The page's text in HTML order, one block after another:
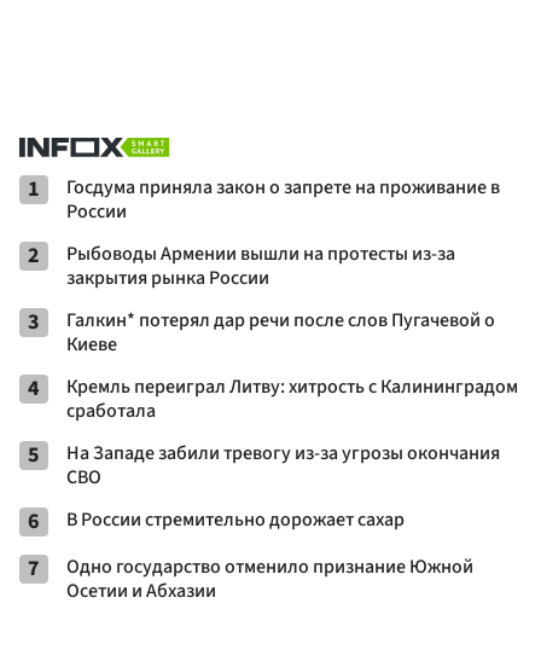
1
Госдума приняла закон о запрете на проживание в
России
2
Рыбоводы Армении вышли на протесты из-за
закрытия рынка России
3
Галкин* потерял дар речи после слов Пугачевой о
Киеве
4
Кремль переиграл Литву: хитрость с Калининградом
сработала
5
На Западе забили тревогу из-за угрозы окончания
СВО
6 В России стремительно дорожает сахар
7
Одно государство отменило признание Южной
Осетии и Абхазии